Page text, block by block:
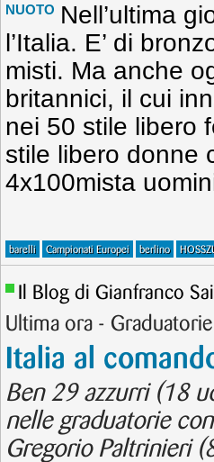
NUOTO Nell’ultima
l’Italia. E’ di
misti. Ma anche
britannici, il cui
nei 50 stile libero
stile libero donne
4x100mista
barelli Campionati Europei berlino
Il Blog di Gianfranco
Ultima ora -
Italia al
Ben 29 azzurri (18
nelle graduatorie
Gregorio Paltrinieri